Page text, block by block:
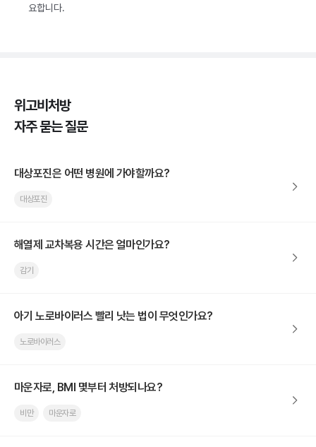
요합니다.
위고비처방
자주 묻는 질문
대상포진은 어떤 병원에 가야할까요?
대상포진
해열제 교차복용 시간은 얼마인가요?
감기
아기 노로바이러스 빨리 낫는 법이 무엇인가요?
노로바이러스
마운자로, BMI 몇부터 처방되나요?
비만 마운자로